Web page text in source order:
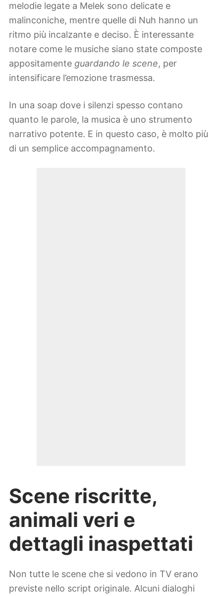
melodie legate a Melek sono delicate e
malinconiche, mentre quelle di Nuh hanno un
ritmo più incalzante e deciso. È interessante
notare come le musiche siano state composte
appositamente guardando le scene, per
intensificare l’emozione trasmessa.
In una soap dove i silenzi spesso contano
quanto le parole, la musica è uno strumento
narrativo potente. E in questo caso, è molto più
di un semplice accompagnamento.
Scene riscritte,
animali veri e
dettagli inaspettati
Non tutte le scene che si vedono in TV erano
previste nello script originale. Alcuni dialoghi